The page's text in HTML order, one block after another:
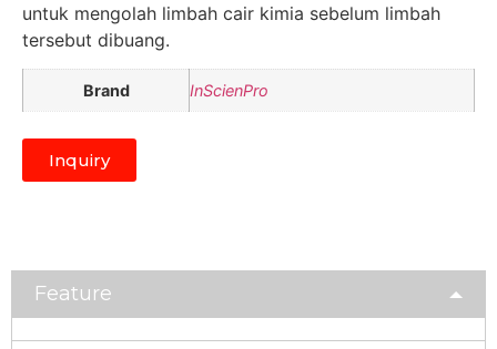
untuk mengolah limbah cair kimia sebelum limbah
tersebut dibuang.
Brand InScienPro
Inquiry
Feature